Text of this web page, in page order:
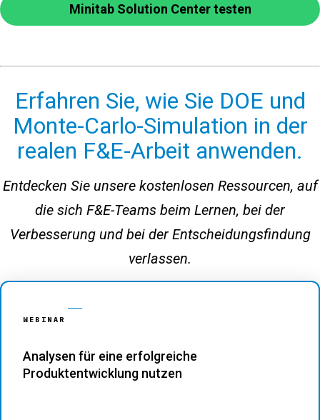
Minitab Solution Center testen
Erfahren Sie, wie Sie DOE und
Monte-Carlo-Simulation in der
realen F&E-Arbeit anwenden.
Entdecken Sie unsere kostenlosen Ressourcen, auf
die sich F&E-Teams beim Lernen, bei der
Verbesserung und bei der Entscheidungsfindung
verlassen.
WEBINAR
Analysen für eine erfolgreiche
Produktentwicklung nutzen